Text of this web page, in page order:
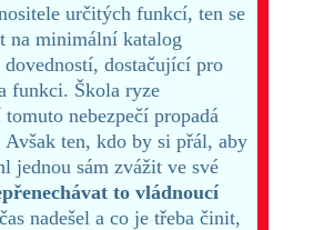
určitých funkcí, ten se
na minimální katalog
dovedností, dostačující pro
funkci. Škola ryze
nebezpečí propadá
ten, kdo by si přál, aby
jednou sám zvážit ve své
to vládnoucí
nadešel a co je třeba činit,